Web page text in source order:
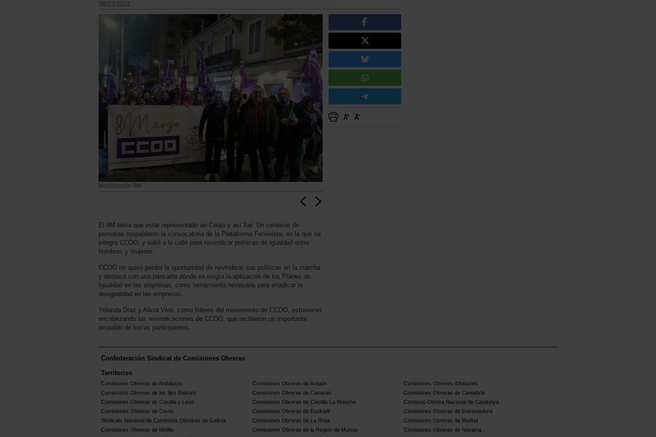
08/03/2022.
Movilización 8M
El 8M tenía que estar representado en Ceuta y así fué. Un centenar de
personas respaldaron la convocatoria de la Plataforma Feminista, en la que se
integra CCOO, y salió a la calle para reivindicar políticas de igualdad entre
hombres y mujeres.
CCOO no quiso perder la oportunidad de reivindicar sus políticas en la marcha
y destacó con una pancarta dónde se exigía la aplicación de los Planes de
Igualdad en las empresas, como herramienta necesaria para erradicar la
desigualdad en las empresas.
Yolanda Díaz y Alicia Vivo, como líderes del movimiento de CCOO, estuvieron
encabezando las reivindicaciones de CCOO, que recibieron un importante
respaldo de los/as participantes.
Confederación Sindical de Comisiones Obreras
Territorios
Comisiones Obreras de Andalucía Comisiones Obreras de Aragón
Comisiones Obreres d'Asturies
Comissions Obreres de les Illes Balears
Comisiones Obreras de Canarias
Comisiones Obreras de Cantabria
Comisiones Obreras de Castilla y León
Comisiones Obreras de Castilla-La Mancha
Comissió Obrera Nacional de Catalunya
Comisiones Obreras de Ceuta
Comisiones Obreras de Euskadi
Comisiones Obreras de Extremadura
Sindicato Nacional de Comisions Obreiras de Galicia
Comisiones Obreras de La Rioja
Comisiones Obreras de Madrid
Comisiones Obreras de Melilla
Comisiones Obreras de la Región de Murcia
Comisiones Obreras de Navarra